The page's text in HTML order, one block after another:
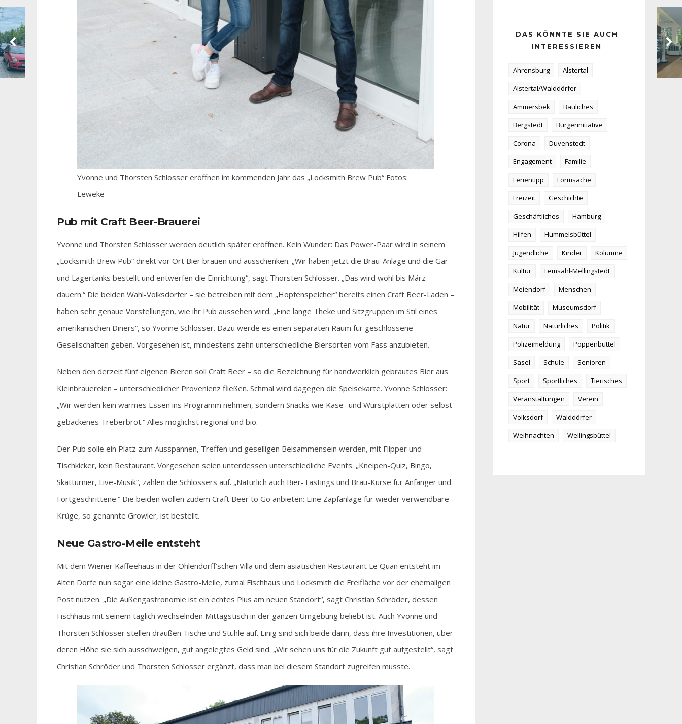
Yvonne und Thorsten Schlosser eröffnen im kommenden Jahr das „Locksmith Brew Pub“ Fotos:
Leweke
Pub mit Craft Beer-Brauerei
Yvonne und Thorsten Schlosser werden deutlich später eröffnen. Kein Wunder: Das Power-Paar wird in seinem
„Locksmith Brew Pub“ direkt vor Ort Bier brauen und ausschenken. „Wir haben jetzt die Brau-Anlage und die Gär-
und Lagertanks bestellt und entwerfen die Einrichtung“, sagt Thorsten Schlosser. „Das wird wohl bis März
dauern.“ Die beiden Wahl-Volksdorfer – sie betreiben mit dem „Hopfenspeicher“ bereits einen Craft Beer-Laden –
haben sehr genaue Vorstellungen, wie ihr Pub aussehen wird. „Eine lange Theke und Sitzgruppen im Stil eines
amerikanischen Diners“, so Yvonne Schlosser. Dazu werde es einen separaten Raum für geschlossene
Gesellschaften geben. Vorgesehen ist, mindestens zehn unterschiedliche Biersorten vom Fass anzubieten.
Neben den derzeit fünf eigenen Bieren soll Craft Beer – so die Bezeichnung für handwerklich gebrautes Bier aus
Kleinbrauereien – unterschiedlicher Provenienz fließen. Schmal wird dagegen die Speisekarte. Yvonne Schlosser:
„Wir werden kein warmes Essen ins Programm nehmen, sondern Snacks wie Käse- und Wurstplatten oder selbst
gebackenes Treberbrot.“ Alles möglichst regional und bio.
Der Pub solle ein Platz zum Ausspannen, Treffen und geselligen Beisammensein werden, mit Flipper und
Tischkicker, kein Restaurant. Vorgesehen seien unterdessen unterschiedliche Events. „Kneipen-Quiz, Bingo,
Skatturnier, Live-Musik“, zählen die Schlossers auf. „Natürlich auch Bier-Tastings und Brau-Kurse für Anfänger und
Fortgeschrittene.“ Die beiden wollen zudem Craft Beer to Go anbieten: Eine Zapfanlage für wieder verwendbare
Krüge, so genannte Growler, ist bestellt.
Neue Gastro-Meile entsteht
Mit dem Wiener Kaffeehaus in der Ohlendorff’schen Villa und dem asiatischen Restaurant Le Quan entsteht im
Alten Dorfe nun sogar eine kleine Gastro-Meile, zumal Fischhaus und Locksmith die Freifläche vor der ehemaligen
Post nutzen. „Die Außengastronomie ist ein echtes Plus am neuen Standort“, sagt Christian Schröder, dessen
Fischhaus mit seinem täglich wechselnden Mittagstisch in der ganzen Umgebung beliebt ist. Auch Yvonne und
Thorsten Schlosser stellen draußen Tische und Stühle auf. Einig sind sich beide darin, dass ihre Investitionen, über
deren Höhe sie sich ausschweigen, gut angelegtes Geld sind. „Wir sehen uns für die Zukunft gut aufgestellt“, sagt
Christian Schröder und Thorsten Schlosser ergänzt, dass man bei diesem Standort zugreifen musste.
DAS KÖNNTE SIE AUCH
INTERESSIEREN
Ahrensburg
Alstertal
Alstertal/Walddörfer
Ammersbek
Bauliches
Bergstedt
Bürgerinitiative
Corona
Duvenstedt
Engagement
Familie
Ferientipp
Formsache
Freizeit
Geschichte
Geschäftliches
Hamburg
Hilfen
Hummelsbüttel
Jugendliche
Kinder
Kolumne
Kultur
Lemsahl-Mellingstedt
Meiendorf
Menschen
Mobilität
Museumsdorf
Natur
Natürliches
Politik
Polizeimeldung
Poppenbüttel
Sasel
Schule
Senioren
Sport
Sportliches
Tierisches
Veranstaltungen
Verein
Volksdorf
Walddörfer
Weihnachten
Wellingsbüttel